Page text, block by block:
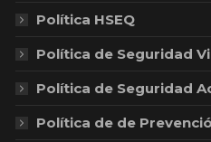
Política HSEQ
Política de Seguridad
Política de Seguridad
Política de de